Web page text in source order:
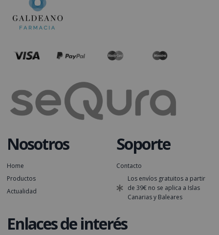
Nosotros
Home
Productos
Actualidad
Soporte
Contacto
Los envíos gratuitos a partir
de 39€ no se aplica a Islas
Canarias y Baleares
Enlaces de interés